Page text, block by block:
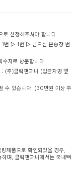
로 신청해주셔야 합니다.
번 ▷ 1번 ▷ 받으신 운송장 번
지로 방문합니다.
주)클릭앤퍼니 (입금자명 옆
수 있습니다. (30만원 이상 주
제품으로 확인되었을 경우,
며, 클릭앤퍼니에서는 국내택